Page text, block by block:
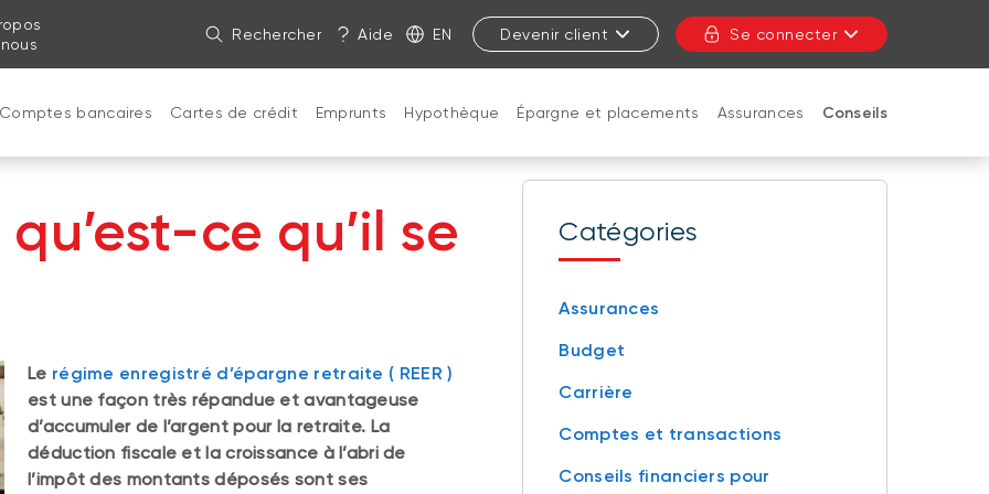
Rechercher Aide EN Devenir client Se connecter
Comptes bancaires Cartes de crédit Emprunts Hypothèque Épargne et placements Assurances Conseils
ce qu’il se
Le régime enregistré d’épargne retraite ( REER )
est une façon très répandue et avantageuse
d’accumuler de l’argent pour la retraite. La
déduction fiscale et la croissance à l’abri de
l’impôt des montants déposés sont ses
Catégories
Assurances
Budget
Carrière
Comptes et transactions
Conseils financiers pour